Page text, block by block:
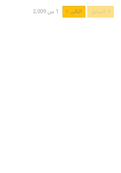
السابق التالي 1 من 2,009